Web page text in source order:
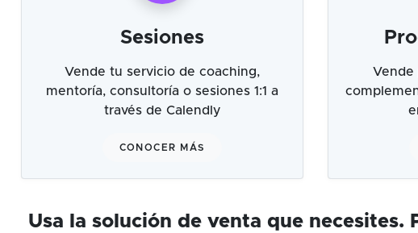
Sesiones
Vende tu servicio de coaching,
mentoría, consultoría o sesiones 1:1 a
través de Calendly
CONOCER MÁS
Vende
Usa la solución de venta que necesites.